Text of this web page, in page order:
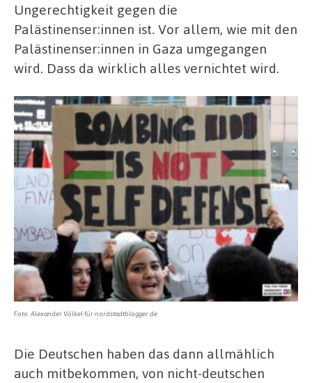
Ungerechtigkeit gegen die
Palästinenser:innen ist. Vor allem, wie mit den
Palästinenser:innen in Gaza umgegangen
wird. Dass da wirklich alles vernichtet wird.
Foto: Alexander Völkel für nordstadtblogger.de
Die Deutschen haben das dann allmählich
auch mitbekommen, von nicht-deutschen